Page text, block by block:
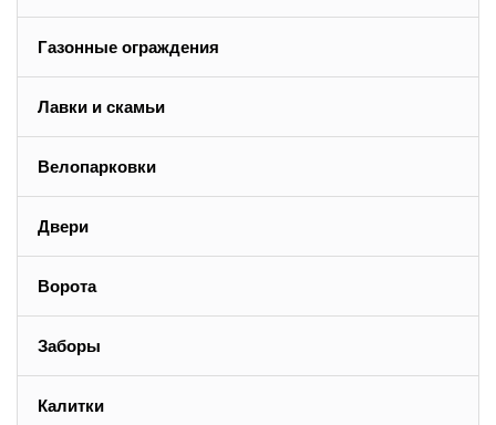
Газонные ограждения
Лавки и скамьи
Велопарковки
Двери
Ворота
Заборы
Калитки